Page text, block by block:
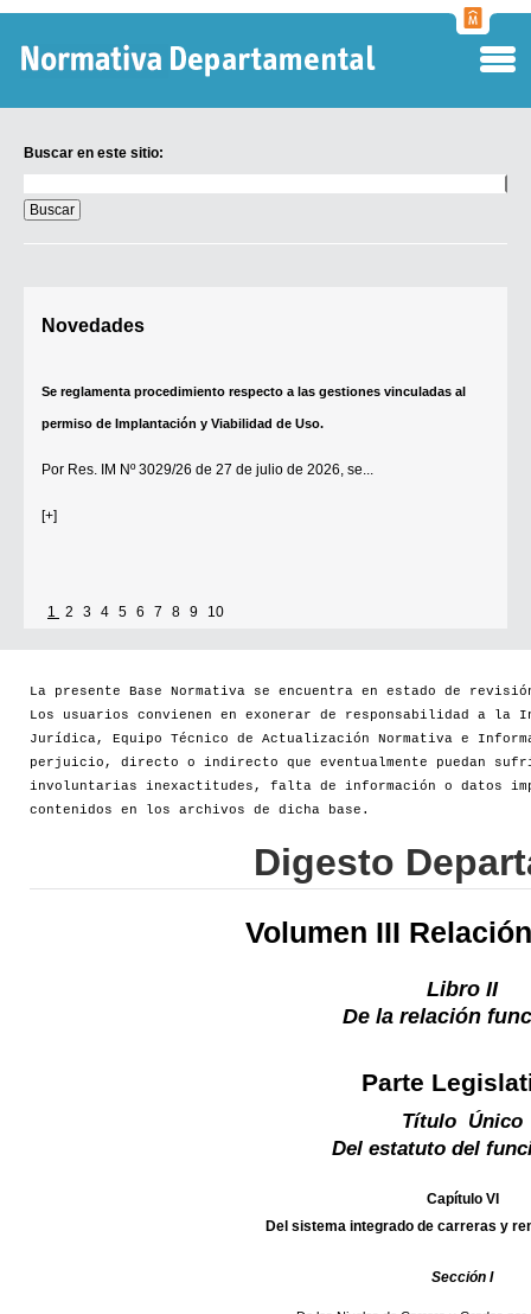
Buscar en este sitio:
en
este
sitio:
Novedades
Se reglamenta procedimiento respecto a las gestiones vinculadas al
permiso de Implantación y Viabilidad de Uso.
Por Res. IM Nº 3029/26 de 27 de julio de 2026, se...
[+]
1 2 3 4 5 6 7 8 9 10
La presente Base Normativa se encuentra en estado de
Los usuarios convienen en exonerar de responsabilidad a la
Jurídica, Equipo Técnico de Actualización Normativa e
perjuicio, directo o indirecto que eventualmente puedan
involuntarias inexactitudes, falta de información o datos
contenidos en los archivos de dicha base.
Digesto
Volumen III
Libro II
De la relación
Parte
Título Único
Del estatuto del
Capítulo VI
Del sistema integrado de carreras y
Sección I